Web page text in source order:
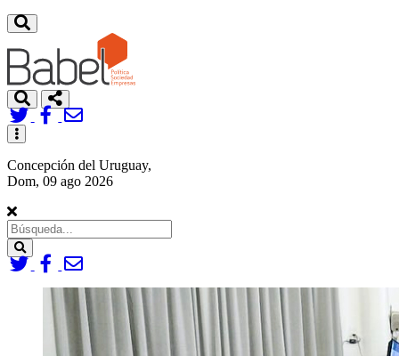
Toggle
navigation
Concepción del Uruguay,
Dom, 09 ago 2026
Search